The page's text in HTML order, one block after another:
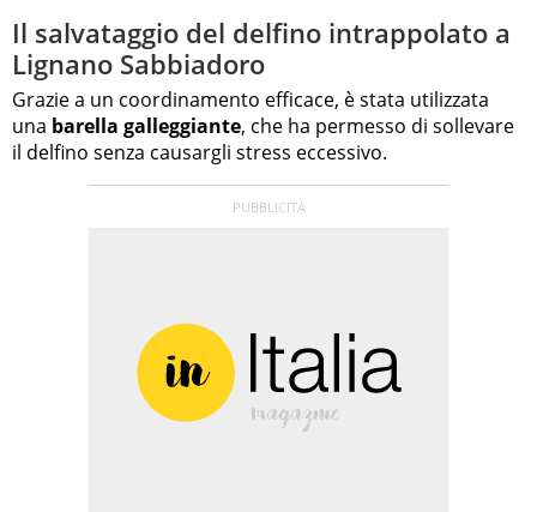
Il salvataggio del delfino intrappolato a
Lignano Sabbiadoro
Grazie a un coordinamento efficace, è stata utilizzata
una barella galleggiante, che ha permesso di sollevare
il delfino senza causargli stress eccessivo.